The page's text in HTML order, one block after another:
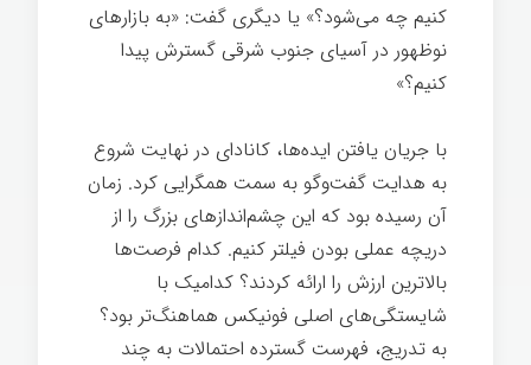
کنیم چه می‌شود؟» یا دیگری گفت: «به بازارهای
نوظهور در آسیای جنوب شرقی گسترش پیدا
کنیم؟»
با جریان یافتن ایده‌ها، کانادای در نهایت شروع
به هدایت گفت‌وگو به سمت همگرایی کرد. زمان
آن رسیده بود که این چشم‌اندازهای بزرگ را از
دریچه عملی بودن فیلتر کنیم. کدام فرصت‌ها
بالاترین ارزش را ارائه کردند؟ کدامیک با
شایستگی‌های اصلی فونیکس هماهنگ‌تر بود؟
به تدریج، فهرست گسترده احتمالات به چند